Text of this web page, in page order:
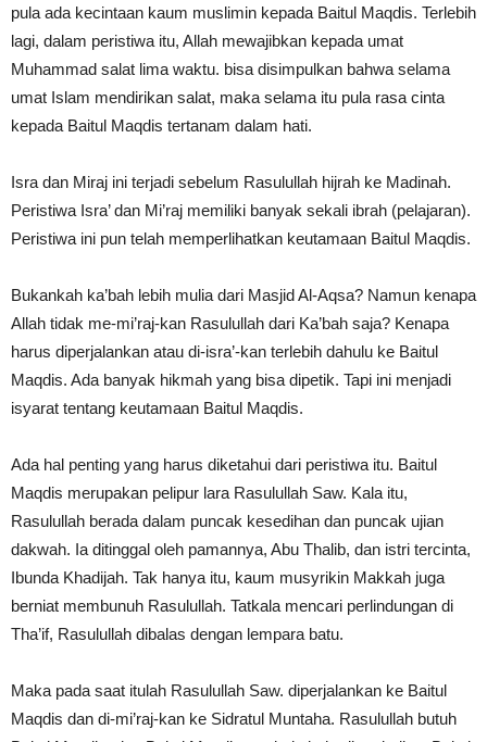
pula ada kecintaan kaum muslimin kepada Baitul Maqdis. Terlebih
lagi, dalam peristiwa itu, Allah mewajibkan kepada umat
Muhammad salat lima waktu. bisa disimpulkan bahwa selama
umat Islam mendirikan salat, maka selama itu pula rasa cinta
kepada Baitul Maqdis tertanam dalam hati.
Isra dan Miraj ini terjadi sebelum Rasulullah hijrah ke Madinah.
Peristiwa Isra’ dan Mi’raj memiliki banyak sekali ibrah (pelajaran).
Peristiwa ini pun telah memperlihatkan keutamaan Baitul Maqdis.
Bukankah ka’bah lebih mulia dari Masjid Al-Aqsa? Namun kenapa
Allah tidak me-mi’raj-kan Rasulullah dari Ka’bah saja? Kenapa
harus diperjalankan atau di-isra’-kan terlebih dahulu ke Baitul
Maqdis. Ada banyak hikmah yang bisa dipetik. Tapi ini menjadi
isyarat tentang keutamaan Baitul Maqdis.
Ada hal penting yang harus diketahui dari peristiwa itu. Baitul
Maqdis merupakan pelipur lara Rasulullah Saw. Kala itu,
Rasulullah berada dalam puncak kesedihan dan puncak ujian
dakwah. Ia ditinggal oleh pamannya, Abu Thalib, dan istri tercinta,
Ibunda Khadijah. Tak hanya itu, kaum musyrikin Makkah juga
berniat membunuh Rasulullah. Tatkala mencari perlindungan di
Tha’if, Rasulullah dibalas dengan lempara batu.
Maka pada saat itulah Rasulullah Saw. diperjalankan ke Baitul
Maqdis dan di-mi’raj-kan ke Sidratul Muntaha. Rasulullah butuh